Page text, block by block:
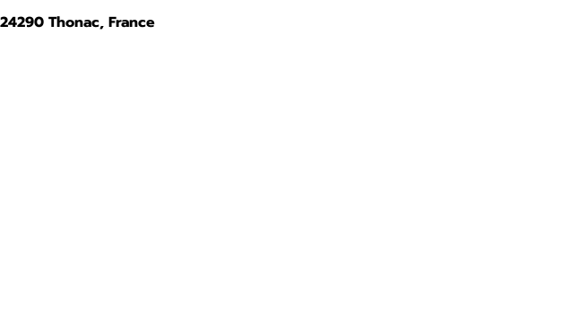
Thonac, France